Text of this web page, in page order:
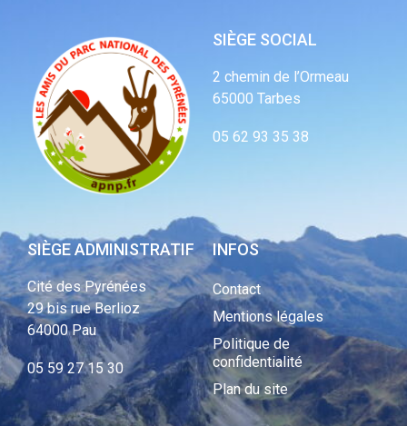
SIÈGE SOCIAL
2 chemin de l’Ormeau
65000 Tarbes
05 62 93 35 38
SIÈGE ADMINISTRATIF
Cité des Pyrénées
29 bis rue Berlioz
64000 Pau
05 59 27 15 30
INFOS
Contact
Mentions légales
Politique de
confidentialité
Plan du site